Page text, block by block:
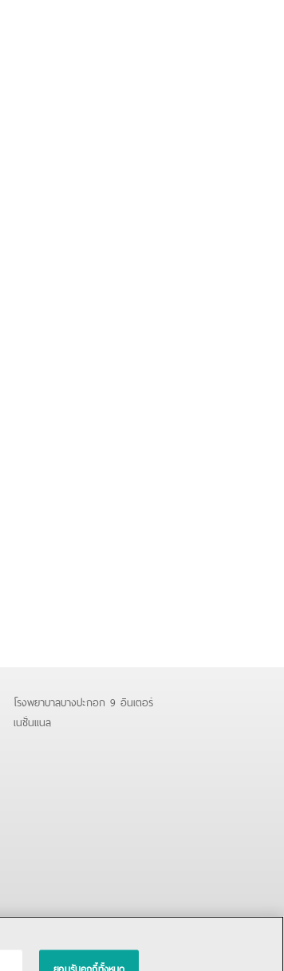
โรงพยาบาลบางปะกอก 9 อินเตอร์
เนชั่นแนล
ยอมรับคุกกี้ทั้งหมด